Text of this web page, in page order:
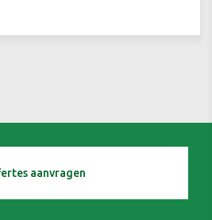
aanvragen